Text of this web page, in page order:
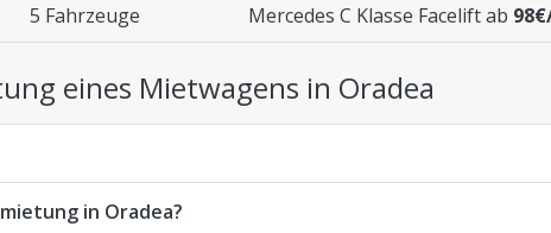
5 Fahrzeuge Mercedes C Klasse Facelift ab
eines Mietwagens in Oradea
in Oradea?